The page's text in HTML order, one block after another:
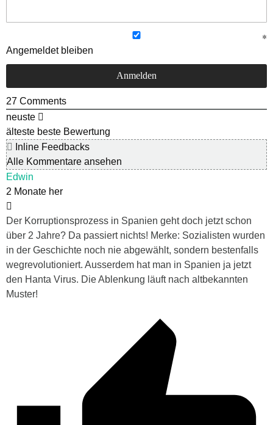
Angemeldet bleiben
27 Comments
neuste
älteste beste Bewertung
Inline Feedbacks
Alle Kommentare ansehen
Edwin
2 Monate her
Der Korruptionsprozess in Spanien geht doch jetzt schon
über 2 Jahre? Da passiert nichts! Merke: Sozialisten wurden
in der Geschichte noch nie abgewählt, sondern bestenfalls
wegrevolutioniert. Ausserdem hat man in Spanien ja jetzt
den Hanta Virus. Die Ablenkung läuft nach altbekannten
Muster!